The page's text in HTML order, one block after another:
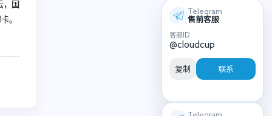
，国
。
Telegram
售前客服
客服ID
@cloudcup
复制 联系
Telegram